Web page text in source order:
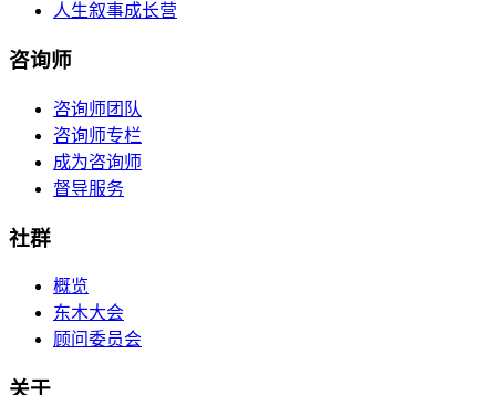
人生叙事成长营
咨询师
咨询师团队
咨询师专栏
成为咨询师
督导服务
社群
概览
东木大会
顾问委员会
关于